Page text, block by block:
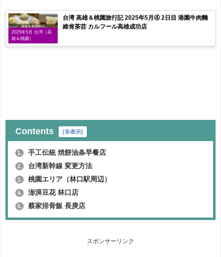
2025年5月 台湾（高
雄＆桃園）
台湾 高雄＆桃園旅行記 2025年5月④ 2日目 港園牛肉麵
維肯茶芸 カルフール高雄成功店
Contents [非表示]
1. 手工伝統 焼餅油条早餐店
2. 台湾新幹線 変更方法
3. 桃園エリア（林口駅周辺）
4. 澎湃豆花 林口店
5. 蔡家排骨飯 長庚店
スポンサーリンク